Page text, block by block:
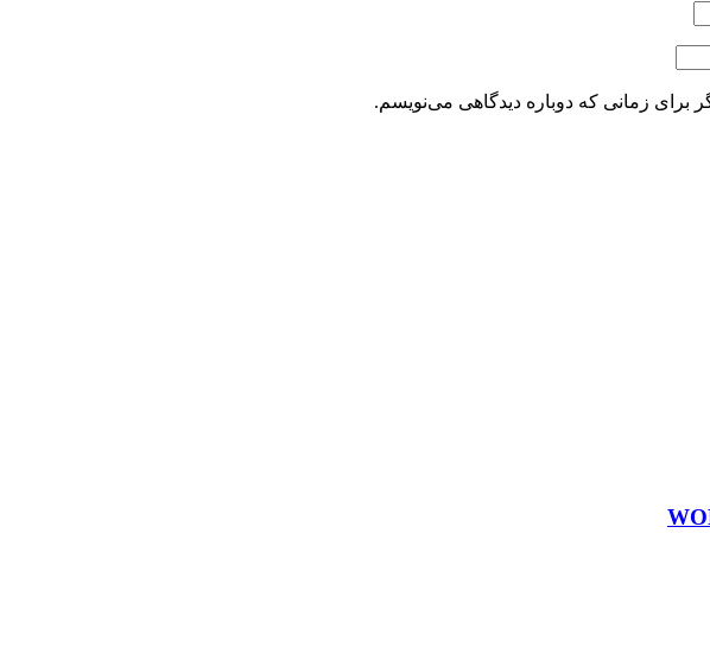
برای زمانی که دوباره دیدگاهی می‌نویسم.